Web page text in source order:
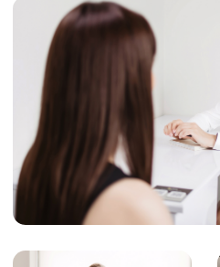
позвоните нам по
для записи к конкретному
или напишите в удобный
мессенджер:
+7 (925) 366-